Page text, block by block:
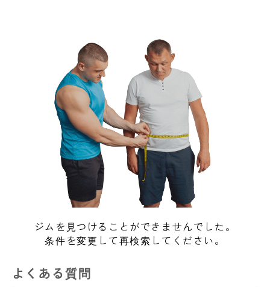
ジムを見つけることができませんでした。
条件を変更して再検索してください。
よくある質問